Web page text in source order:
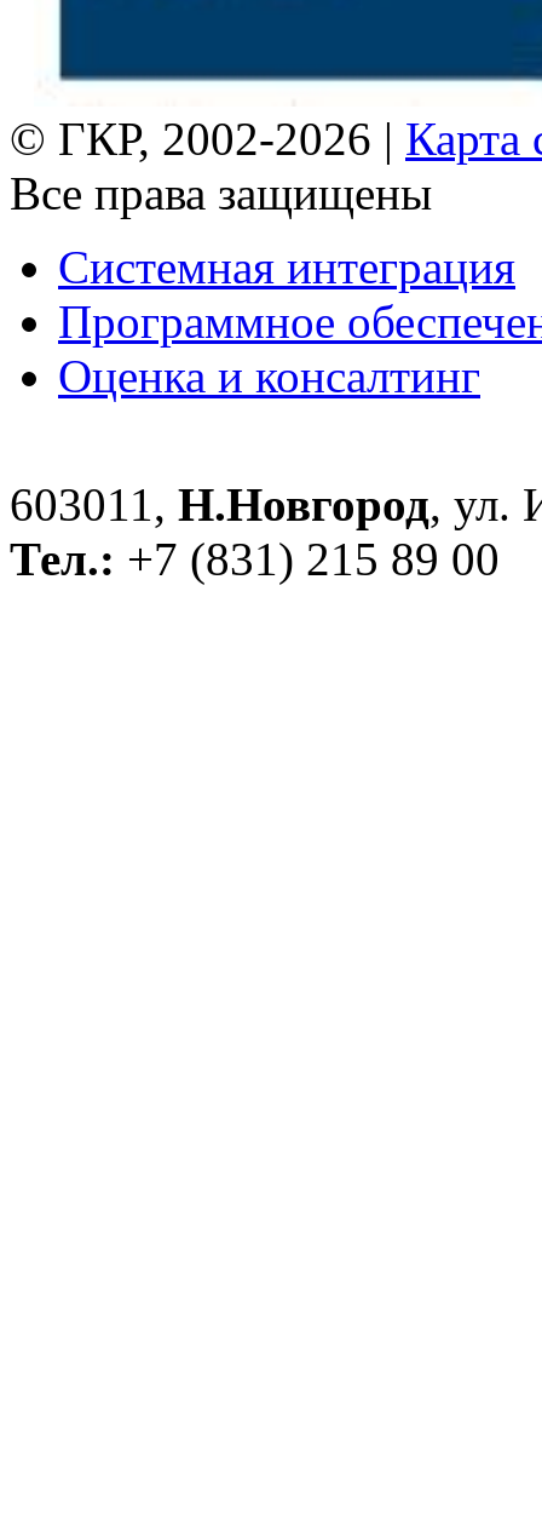
© ГКР, 2002-2026 | Карта
Все права защищены
Системная интеграция
Программное
Оценка и консалтинг
603011, Н.Новгород, ул.
Тел.: +7 (831) 215 89 00